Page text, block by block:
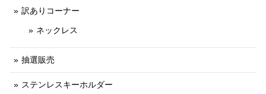
訳ありコーナー
ネックレス
抽選販売
ステンレスキーホルダー